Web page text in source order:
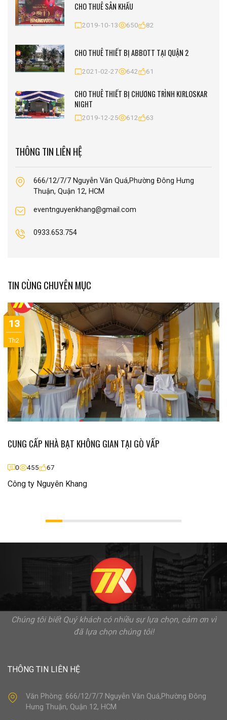
CHO THUÊ SÂN KHẤU
2019-10-13 650 82
CHO THUÊ THIẾT BỊ ABBOTT TẠI QUẬN 2
2021-02-27 642 61
CHO THUÊ THIẾT BỊ CHƯƠNG TRÌNH KIRLOSKAR
NIGHT
2019-12-25 612 63
THÔNG TIN LIÊN HỆ
666/12/7/7 Nguyễn Văn Quá,Phường Đông Hưng
Thuận, Quận 12, HCM
eventnguyenkhang@gmail.com
0933.653.754
TIN CÙNG CHUYÊN MỤC
CUNG CẤP NHÀ BẠT KHÔNG GIAN TẠI GÒ VẤP
0 455 67
Công ty Nguyên Khang
13
Th2
Chúng tôi biết Quý khách có nhiều sự lựa chọn, cảm ơn vì
đã lựa chọn chúng tôi!
THÔNG TIN LIÊN HỆ
Văn Phòng: 666/12/7/7 Nguyễn Văn Quá,Phường Đông
Hưng Thuận, Quận 12, HCM